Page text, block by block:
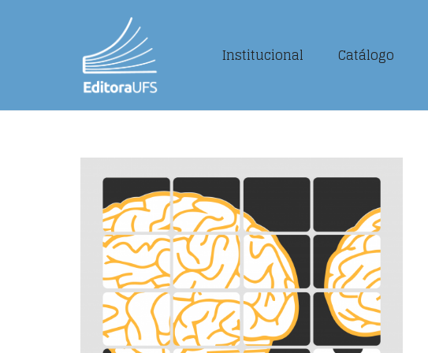
Institucional Catálogo